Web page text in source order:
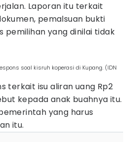
Laporan itu terkait
pemalsuan bukti
pemilihan yang dinilai tidak
soal kisruh koperasi di Kupang. (IDN
terkait isu aliran uang Rp2
kepada anak buahnya itu.
yang harus
itu.